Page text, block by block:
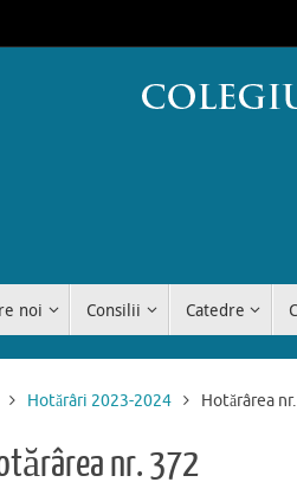
noi Consilii Catedre
PrimaHotărâri 2023-2024 Hotărârea
nr. 372